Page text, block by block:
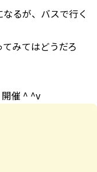
るが、バスで行く
みてはどうだろ
催 ^ ^v